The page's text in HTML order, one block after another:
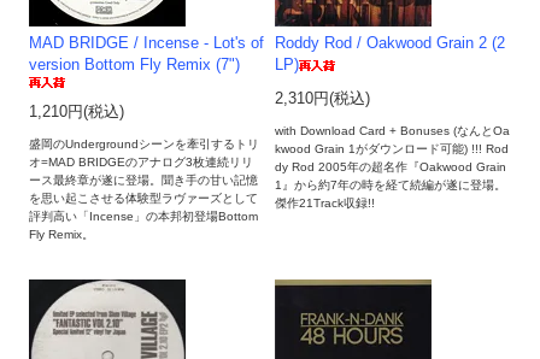
MAD BRIDGE / Incense - Lot's of
version Bottom Fly Remix (7")
1,210円(税込)
盛岡のUndergroundシーンを牽引するトリ
オ=MAD BRIDGEのアナログ3枚連続リリ
ース最終章が遂に登場。聞き手の甘い記憶
を思い起こさせる体験型ラヴァーズとして
評判高い「Incense」の本邦初登場Bottom
Fly Remix。
Roddy Rod / Oakwood Grain 2 (2
LP)
2,310円(税込)
with Download Card + Bonuses (なんとOa
kwood Grain 1がダウンロード可能) !!! Rod
dy Rod 2005年の超名作『Oakwood Grain
1』から約7年の時を経て続編が遂に登場。
傑作21Track収録!!